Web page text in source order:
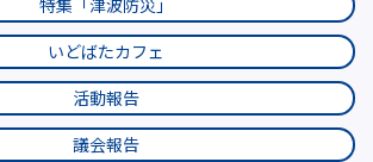
特集「津波防災」
いどばたカフェ
活動報告
議会報告